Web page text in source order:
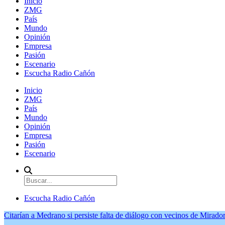
ZMG
País
Mundo
Opinión
Empresa
Pasión
Escenario
Escucha Radio Cañón
Inicio
ZMG
País
Mundo
Opinión
Empresa
Pasión
Escenario
Escucha Radio Cañón
Citarían a Medrano si persiste falta de diálogo con vecinos de